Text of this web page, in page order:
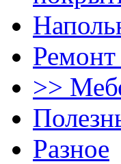
Ремонт
>>
Разное